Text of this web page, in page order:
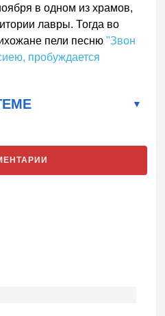
в одном из храмов,
лавры. Тогда во
пели песню"Звон
пробуждается